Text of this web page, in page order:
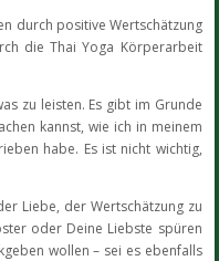
durch positive Wertschätzung
die Thai Yoga Körperarbeit
zu leisten. Es gibt im Grunde
kannst, wie ich in meinem
habe. Es ist nicht wichtig,
Liebe, der Wertschätzung zu
oder Deine Liebste spüren
wollen – sei es ebenfalls